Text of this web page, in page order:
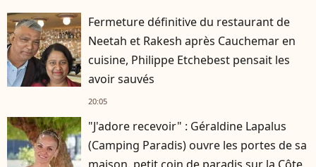
Fermeture définitive du restaurant de
Neetah et Rakesh après Cauchemar en
cuisine, Philippe Etchebest pensait les
avoir sauvés
20:05
"J'adore recevoir" : Géraldine Lapalus
(Camping Paradis) ouvre les portes de sa